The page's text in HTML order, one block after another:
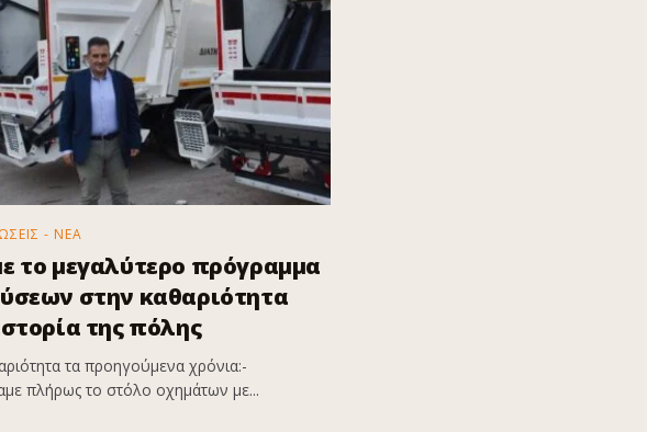
- ΝΕΑ
το μεγαλύτερο πρόγραμμα
στην καθαριότητα
της πόλης
τα προηγούμενα χρόνια:-
πλήρως το στόλο οχημάτων με...